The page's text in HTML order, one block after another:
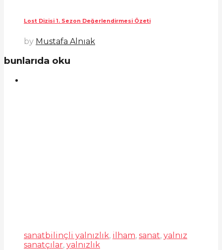
Lost Dizisi 1. Sezon Değerlendirmesi Özeti
by Mustafa Alnıak
bunlarıda oku
sanatbilinçli yalnızlık, ilham, sanat, yalnız
sanatçılar, yalnızlık